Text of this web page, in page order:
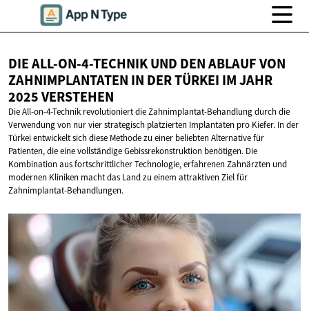
DIE ALL-ON-4-TECHNIK UND DEN ABLAUF VON
ZAHNIMPLANTATEN IN DER TÜRKEI IM JAHR
2025 VERSTEHEN
Die All-on-4-Technik revolutioniert die Zahnimplantat-Behandlung durch die
Verwendung von nur vier strategisch platzierten Implantaten pro Kiefer. In der
Türkei entwickelt sich diese Methode zu einer beliebten Alternative für
Patienten, die eine vollständige Gebissrekonstruktion benötigen. Die
Kombination aus fortschrittlicher Technologie, erfahrenen Zahnärzten und
modernen Kliniken macht das Land zu einem attraktiven Ziel für
Zahnimplantat-Behandlungen.